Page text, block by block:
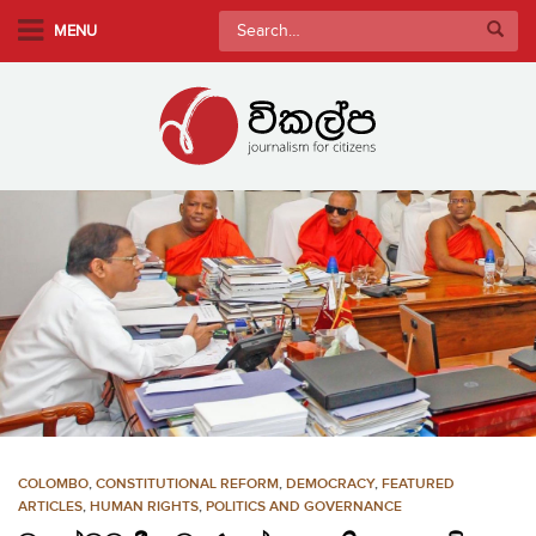
m
c
o
n
t
e
MENU
Search
for:
COLOMBO, CONSTITUTIONAL REFORM, DEMOCRACY, FEATURED
ARTICLES, HUMAN RIGHTS, POLITICS AND GOVERNANCE